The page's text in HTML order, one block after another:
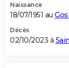
Naissance
18/07/1951 au
Décès
02/10/2023 à